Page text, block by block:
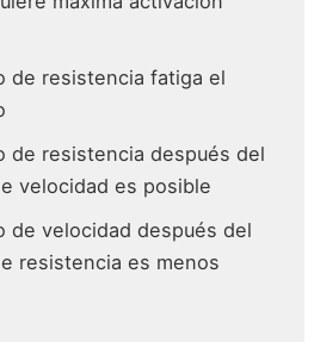
de resistencia fatiga el
de resistencia después del
velocidad es posible
de velocidad después del
resistencia es menos